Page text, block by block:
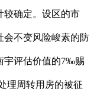
较确定。设区的市
会不变风险峻素的防
宇评估价值的7‰赐
理周转用房的被征